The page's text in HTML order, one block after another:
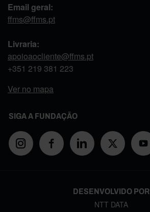
Email geral:
ffms@ffms.pt
Livraria:
apoioaocliente@ffms.pt
+351 219 381 223
Ver no mapa
SIGA A FUNDAÇÃO
DESENVOLVIDO POR
NTT DATA